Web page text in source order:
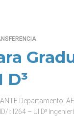
D³
Departamento:
I: I264 – UI D³